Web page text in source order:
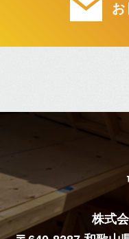
株式